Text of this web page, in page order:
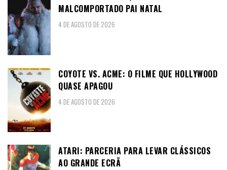
MALCOMPORTADO PAI NATAL
4 DE AGOSTO DE 2026
COYOTE VS. ACME: O FILME QUE HOLLYWOOD
QUASE APAGOU
4 DE AGOSTO DE 2026
ATARI: PARCERIA PARA LEVAR CLÁSSICOS
AO GRANDE ECRÃ